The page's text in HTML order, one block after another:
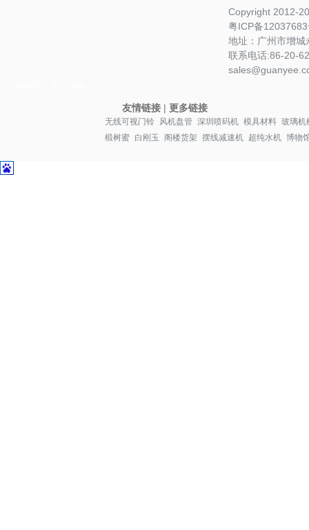
Copyright 2012-
粤ICP备12037683
地址：广州市增
联系电话:86-20-
友情链接| 更多链接
无线可视门铃 风机盘管 深圳喷码机 模具材料 玻璃机
椴树蜜 白刚玉 阁楼货架 摆线减速机 超纯水机 博物